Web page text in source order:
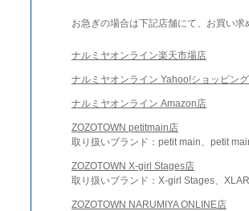
お急ぎの場合は下記店舗にて、お買い求
ナルミヤオンライン楽天市場店
ナルミヤオンライン Yahoo!ショッピン
ナルミヤオンライン Amazon店
ZOZOTOWN petitmain店
取り扱いブランド：petit main、petit
ZOZOTOWN X-girl Stages店
取り扱いブランド：X-girl Stages、
ZOZOTOWN NARUMIYA ONLINE店